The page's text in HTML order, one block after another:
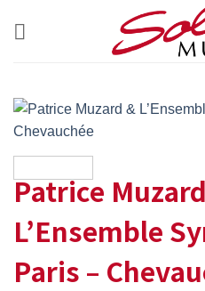
Patrice
L’Ensemble
Paris –